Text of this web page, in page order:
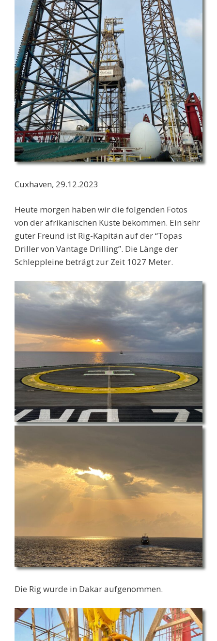
Cuxhaven, 29.12.2023
Heute morgen haben wir die folgenden Fotos
von der afrikanischen Küste bekommen. Ein sehr
guter Freund ist Rig-Kapitän auf der “Topas
Driller von Vantage Drilling”. Die Länge der
Schleppleine beträgt zur Zeit 1027 Meter.
Die Rig wurde in Dakar aufgenommen.